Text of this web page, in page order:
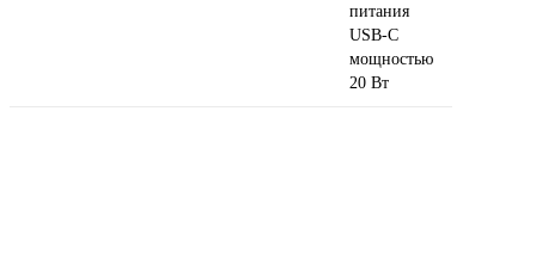
питания
USB‑C
мощностью
20 Вт